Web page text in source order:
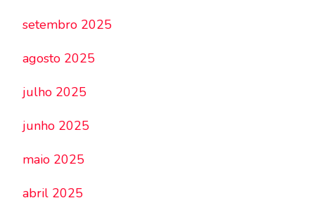
setembro 2025
agosto 2025
julho 2025
junho 2025
maio 2025
abril 2025